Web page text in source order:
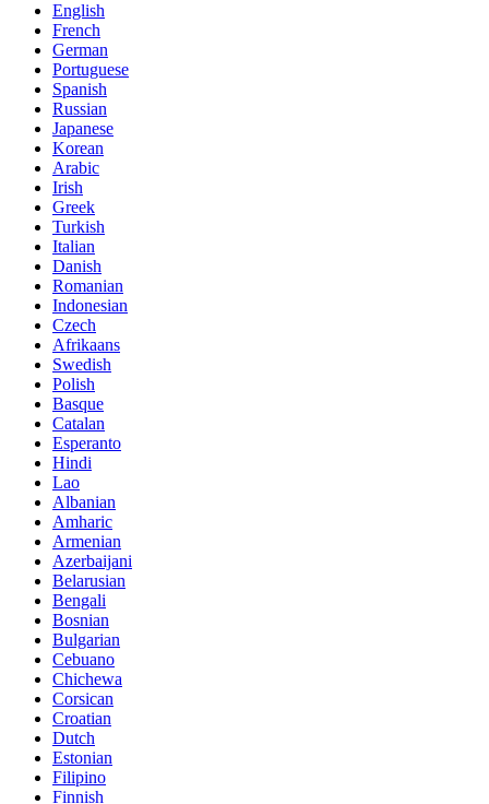
English
French
German
Portuguese
Spanish
Russian
Japanese
Korean
Arabic
Irish
Greek
Turkish
Italian
Danish
Romanian
Indonesian
Czech
Afrikaans
Swedish
Polish
Basque
Catalan
Esperanto
Hindi
Lao
Albanian
Amharic
Armenian
Azerbaijani
Belarusian
Bengali
Bosnian
Bulgarian
Cebuano
Chichewa
Corsican
Croatian
Dutch
Estonian
Filipino
Finnish